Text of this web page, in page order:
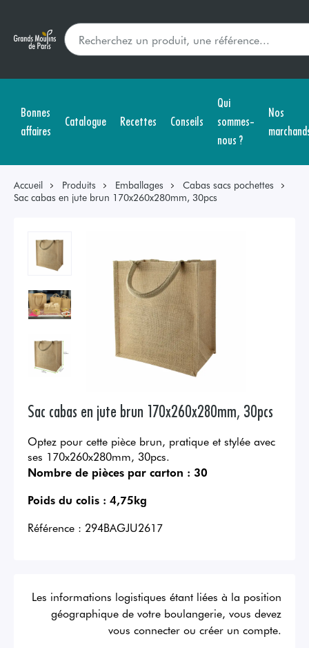
Bonnes
affaires
Catalogue Recettes Conseils
Qui
sommes-
nous ?
Nos
Accueil Produits Emballages
Cabas sacs pochettes
Sac cabas en jute brun 170x260x280mm, 30pcs
Sac cabas en jute brun 170x260x280mm, 30pcs
Optez pour cette pièce brun, pratique et stylée avec
ses 170x260x280mm, 30pcs.
Nombre de pièces par carton : 30
Poids du colis : 4,75kg
Référence : 294BAGJU2617
Les informations logistiques étant liées à la position
géographique de votre boulangerie, vous devez
vous connecter ou créer un compte.